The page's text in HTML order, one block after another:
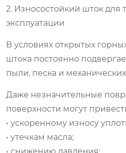
2. Износостойкий шток для
эксплуатации
В условиях открытых
штока постоянно
пыли, песка и
Даже незначительные
поверхности могут
• ускоренному износу
• утечкам масла;